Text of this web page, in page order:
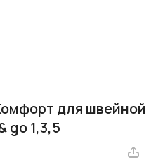
для швейной
go 1,3,5